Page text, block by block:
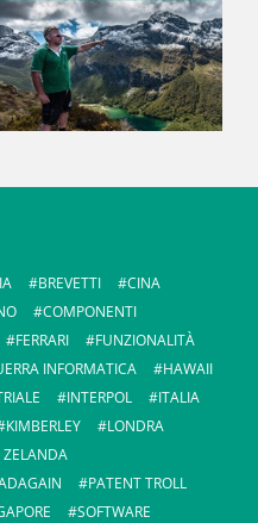
BREVETTI
CINA
COMPONENTI
FERRARI
FUNZIONALITÀ
INFORMATICA
HAWAII
INTERPOL
ITALIA
KIMBERLEY
LONDRA
PATENT TROLL
SOFTWARE